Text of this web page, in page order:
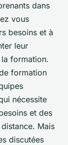
dans
vous
besoins et à
leur
formation.
formation
nécessite
et des
Mais
discutées